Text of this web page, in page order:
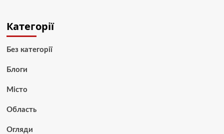
Категорії
Без категорії
Блоги
Місто
Область
Огляди